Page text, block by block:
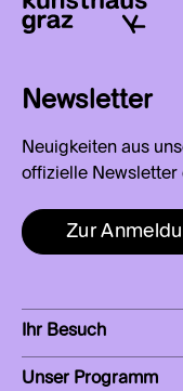
Newsletter
Neuigkeiten aus
offizielle Newsletter
Zur
Ihr Besuch
Unser Programm